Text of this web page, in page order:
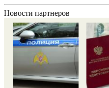
Новости партнеров